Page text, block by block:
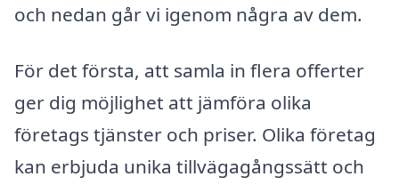
och nedan går vi igenom några av dem.
För det första, att samla in flera offerter
ger dig möjlighet att jämföra olika
företags tjänster och priser. Olika företag
kan erbjuda unika tillvägagångssätt och